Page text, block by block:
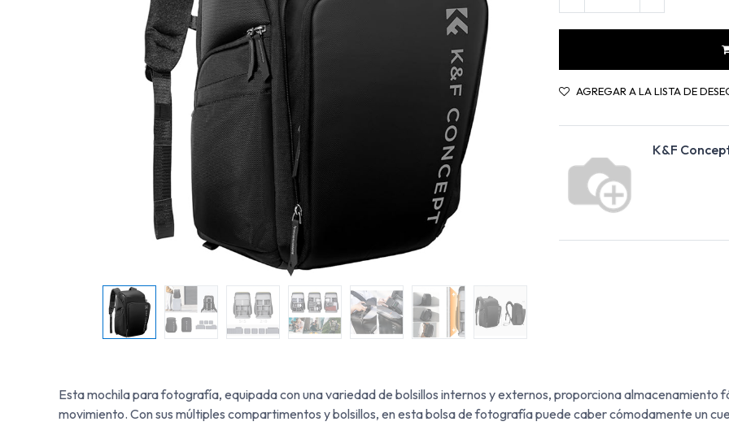
AGREGAR A LA LISTA DE
K&F
Esta mochila para fotografía, equipada con una variedad de bolsillos internos y externos, proporciona almacenamiento
movimiento. Con sus múltiples compartimentos y bolsillos, en esta bolsa de fotografía puede caber cómodamente un